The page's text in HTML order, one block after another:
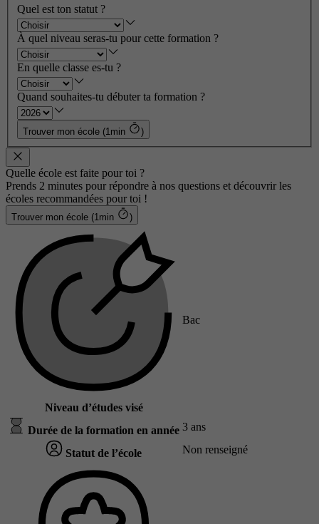
Quel est ton statut ?
À quel niveau seras-tu pour cette formation ?
En quelle classe es-tu ?
Quand souhaites-tu débuter ta formation ?
Trouver mon école (1min )
Quelle école est faite pour toi ?
Prends 2 minutes pour répondre à nos questions et découvrir les
écoles recommandées pour toi !
Trouver mon école (1min )
Niveau d’études visé
Bac
Durée de la formation en année 3 ans
Statut de l’école Non renseigné